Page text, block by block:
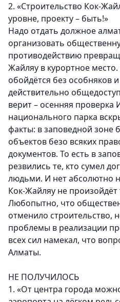
2. «Строительство Кок-
уровне, проекту – быть!»
Надо отдать должное
организовать
противодействию
Жайляу в курортное
обойдётся без особняков
действительно
верит – осенняя проверка
национального парка
факты: в заповедной зоне
объектов безо всяких
документов. То есть в
резвились те, кто сумел
людьми. И нет абсолютно
Кок-Жайляу не
Любопытно, что
отменило строительство,
проблемы в реализации
всех сил намекал, что
Алматы.
НЕ ПОЛУЧИЛОСЬ
1. «От центра города